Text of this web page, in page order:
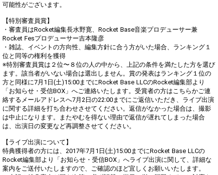
可能性がございます。
【特別審査員賞】
・審査員はRocket編集長水野寛、Rocket Base音楽プロデューサー兼
Rocket Fesプロデューサー吉本隆彦
・雑誌、イベントの方向性、編集方針に合う方がいた場合、ランキング１
位と同等の権利を獲得
※特別審査員賞は２位〜８位の人の中から、上記の条件を満たした方を選び
ます。該当者がいない場合は選出しません。賞の発表はランキング１位の
方と同様に7月1日(土)15:00までにRocket Base LLCのRocket編集部より
「お知らせ・受信BOX」へご連絡いたします。受賞者の方はこちらかご連
絡するメールアドレスへ7月2日の22:00までにご返信いただき、ライブ出演
に関する詳細を打ち合わせさせてください。返信がなかった場合は、撮影
は中止になります。またやむを得ない理由で返信が遅れてしまった場合
は、出演日の変更など再調整させてください。
【ライブ出演について】
特典獲得者の方には、2017年7月1日(土)15:00までにRocket Base LLCの
Rocket編集部より「お知らせ・受信BOX」へライブ出演に関して、詳細な
案内をご送付いたしますので、ご確認のほど宜しくお願いいたします。